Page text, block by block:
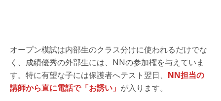
オープン模試は内部生のクラス分けに使われるだけでな
く、成績優秀の外部生には、NNの参加権を与えていま
す。特に有望な子には保護者へテスト翌日、 NN担当の
講師から直に電話で「お誘い」 が入ります。